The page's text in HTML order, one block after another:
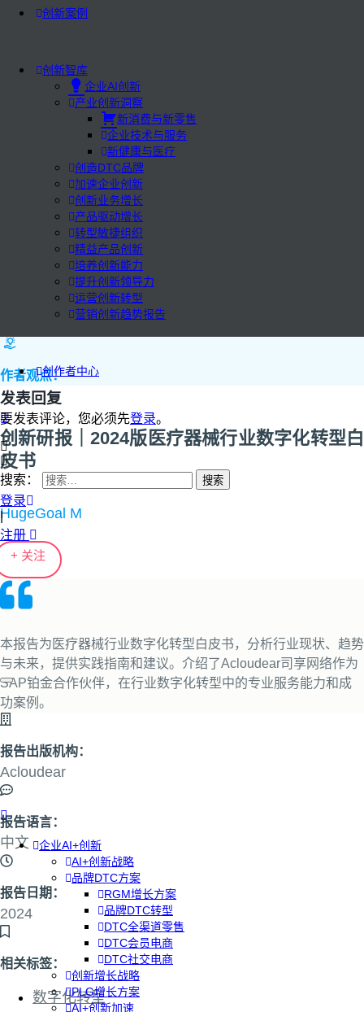
创新案例
创新智库
企业AI创新
产业创新洞察
新消费与新零售
企业技术与服务
新健康与医疗
创造DTC品牌
加速企业创新
创新业务增长
产品驱动增长
转型敏捷组织
精益产品创新
培养创新能力
提升创新领导力
运营创新转型
营销创新趋势报告
创作者中心
搜索：
登录
|
注册
企业AI+创新
AI+创新战略
品牌DTC方案
RGM增长方案
品牌DTC转型
DTC全渠道零售
DTC会员电商
DTC社交电商
创新增长战略
PLG增长方案
AI+创新加速
作者观点：
发表回复
要发表评论，您必须先登录。
创新研报｜2024版医疗器械行业数字化转型白
皮书
HugeGoal M
+ 关注
本报告为医疗器械行业数字化转型白皮书，分析行业现状、趋势
与未来，提供实践指南和建议。介绍了Acloudear司享网络作为
SAP铂金合作伙伴，在行业数字化转型中的专业服务能力和成
功案例。
报告出版机构：
Acloudear
报告语言：
中文
报告日期：
2024
相关标签：
数字化转型